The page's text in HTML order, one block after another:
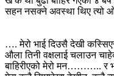
सहन नसक्ने अवस्था थिए त्यो
…. मेरो भाई दिउसै देखी
औला तिनी वक्षलाई चलाउन
बाहिरीएको मेरो मन……….. र